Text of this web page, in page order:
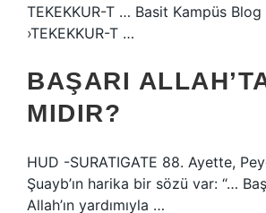
TEKEKKUR-T … Basit Kampüs Blog
›TEKEKKUR-T …
BAŞARI
MIDIR?
HUD -SURATIGATE 88. Ayette,
Şuayb’ın harika bir sözü var: “…
Allah’ın yardımıyla …